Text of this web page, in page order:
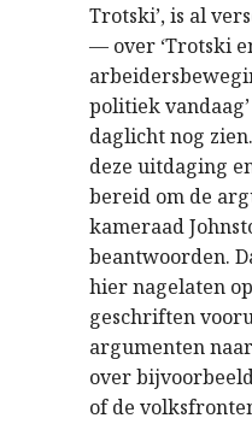
Trotski’, is al
— over ‘Trotski
politiek
daglicht nog
deze uitdaging
bereid om de
kameraad
beantwoorden.
hier nagelaten
geschriften
argumenten
over
of de